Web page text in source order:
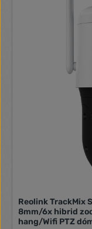
Reolink TrackMix
8mm/6x hibrid
hang/Wifi PTZ